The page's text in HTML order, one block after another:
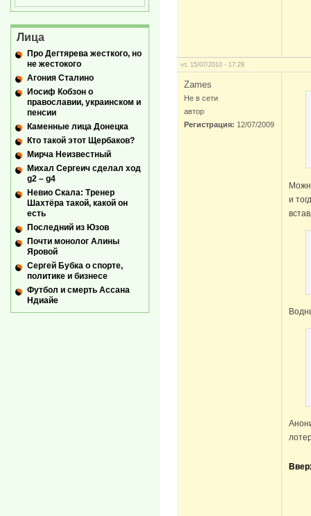
чт, 15/07/2010 - 17:29
Zames
Не в сети
автор
Регистрация: 12/07/2009
и
Лица
Про Дегтярева жесткого, но
не жестокого
Агония Сталино
Иосиф Кобзон о
православии, украинском и
пенсии
Каменные лица Донецка
Кто такой этот Щербаков?
Мирча Неизвестный
Михал Сергеич сделал ход
g2 – g4
Невио Скала: Тренер
Шахтёра такой, какой он
есть
Последний из Юзов
Почти монолог Алины
Яровой
Сергей Бубка о спорте,
политике и бизнесе
Футбол и смерть Ассана
Ндиайе